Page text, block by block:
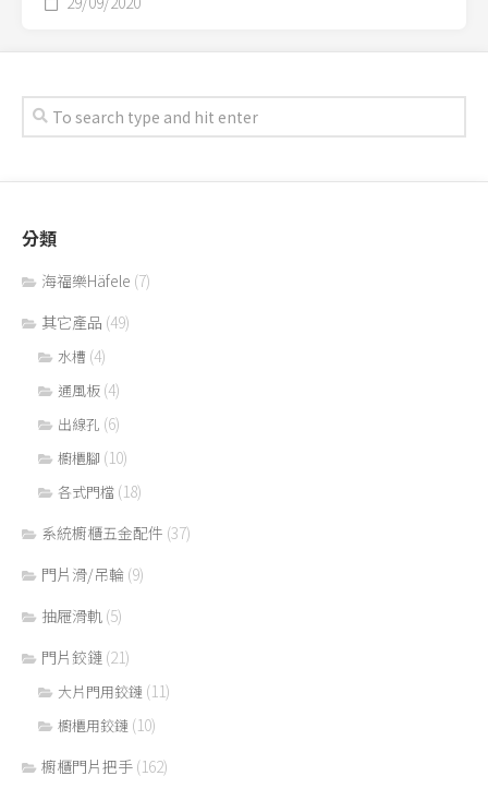
分類
海福樂Häfele (7)
其它產品 (49)
水槽 (4)
通風板 (4)
出線孔 (6)
櫥櫃腳 (10)
各式門檔 (18)
系統櫥櫃五金配件 (37)
門片滑/吊輪 (9)
抽屜滑軌 (5)
門片鉸鏈 (21)
大片門用鉸鏈 (11)
櫥櫃用鉸鏈 (10)
櫥櫃門片把手 (162)